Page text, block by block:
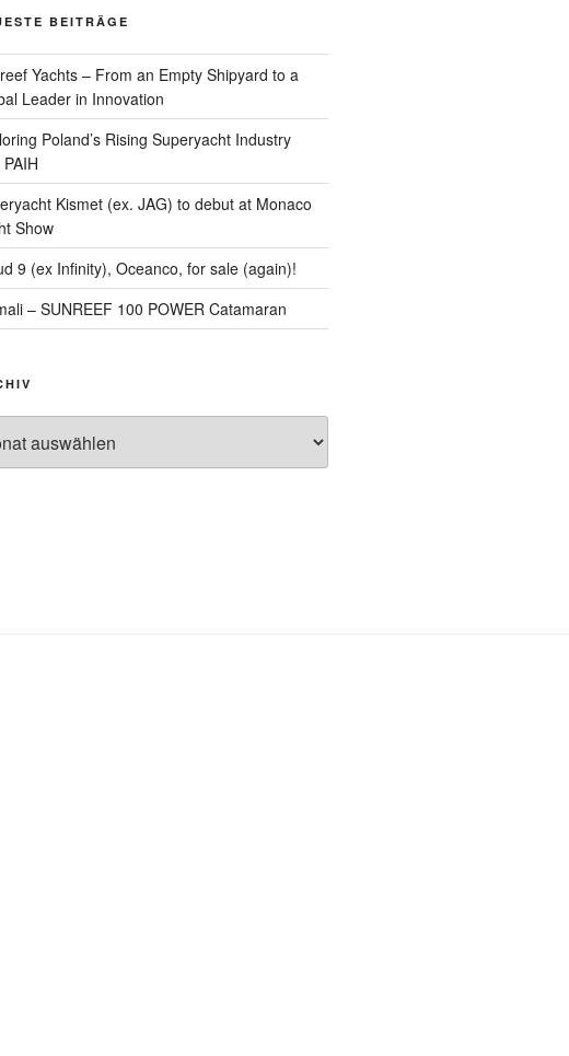
BEITRÄGE
Yachts – From an Empty Shipyard to a
Leader in Innovation
Poland’s Rising Superyacht Industry
Kismet (ex. JAG) to debut at Monaco
Show
9 (ex Infinity), Oceanco, for sale (again)!
– SUNREEF 100 POWER Catamaran